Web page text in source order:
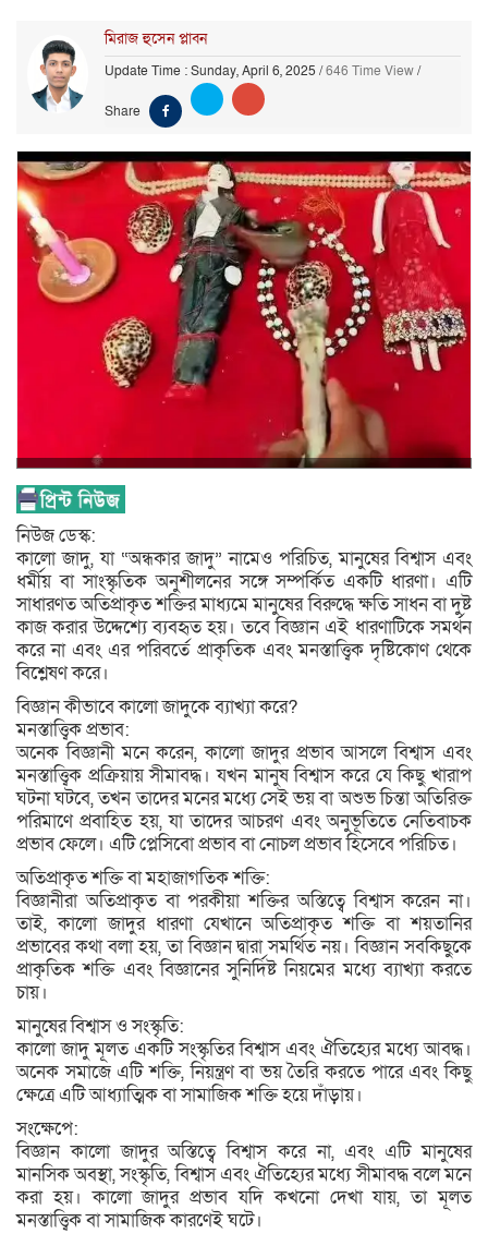
মিরাজ হুসেন প্লাবন
Update Time : Sunday, April 6, 2025 /646 Time View/
Share
নিউজ ডেস্ক:
কালো জাদু, যা “অন্ধকার জাদু” নামেও পরিচিত, মানুষের বিশ্বাস এবং
ধর্মীয় বা সাংস্কৃতিক অনুশীলনের সঙ্গে সম্পর্কিত একটি ধারণা। এটি
সাধারণত অতিপ্রাকৃত শক্তির মাধ্যমে মানুষের বিরুদ্ধে ক্ষতি সাধন বা দুষ্ট
কাজ করার উদ্দেশ্যে ব্যবহৃত হয়। তবে বিজ্ঞান এই ধারণাটিকে সমর্থন
করে না এবং এর পরিবর্তে প্রাকৃতিক এবং মনস্তাত্ত্বিক দৃষ্টিকোণ থেকে
বিশ্লেষণ করে।
বিজ্ঞান কীভাবে কালো জাদুকে ব্যাখ্যা করে?
মনস্তাত্ত্বিক প্রভাব:
অনেক বিজ্ঞানী মনে করেন, কালো জাদুর প্রভাব আসলে বিশ্বাস এবং
মনস্তাত্ত্বিক প্রক্রিয়ায় সীমাবদ্ধ। যখন মানুষ বিশ্বাস করে যে কিছু খারাপ
ঘটনা ঘটবে, তখন তাদের মনের মধ্যে সেই ভয় বা অশুভ চিন্তা অতিরিক্ত
পরিমাণে প্রবাহিত হয়, যা তাদের আচরণ এবং অনুভূতিতে নেতিবাচক
প্রভাব ফেলে। এটি প্লেসিবো প্রভাব বা নোচল প্রভাব হিসেবে পরিচিত।
অতিপ্রাকৃত শক্তি বা মহাজাগতিক শক্তি:
বিজ্ঞানীরা অতিপ্রাকৃত বা পরকীয়া শক্তির অস্তিত্বে বিশ্বাস করেন না।
তাই, কালো জাদুর ধারণা যেখানে অতিপ্রাকৃত শক্তি বা শয়তানির
প্রভাবের কথা বলা হয়, তা বিজ্ঞান দ্বারা সমর্থিত নয়। বিজ্ঞান সবকিছুকে
প্রাকৃতিক শক্তি এবং বিজ্ঞানের সুনির্দিষ্ট নিয়মের মধ্যে ব্যাখ্যা করতে
চায়।
মানুষের বিশ্বাস ও সংস্কৃতি:
কালো জাদু মূলত একটি সংস্কৃতির বিশ্বাস এবং ঐতিহ্যের মধ্যে আবদ্ধ।
অনেক সমাজে এটি শক্তি, নিয়ন্ত্রণ বা ভয় তৈরি করতে পারে এবং কিছু
ক্ষেত্রে এটি আধ্যাত্মিক বা সামাজিক শক্তি হয়ে দাঁড়ায়।
সংক্ষেপে:
বিজ্ঞান কালো জাদুর অস্তিত্বে বিশ্বাস করে না, এবং এটি মানুষের
মানসিক অবস্থা, সংস্কৃতি, বিশ্বাস এবং ঐতিহ্যের মধ্যে সীমাবদ্ধ বলে মনে
করা হয়। কালো জাদুর প্রভাব যদি কখনো দেখা যায়, তা মূলত
মনস্তাত্ত্বিক বা সামাজিক কারণেই ঘটে।